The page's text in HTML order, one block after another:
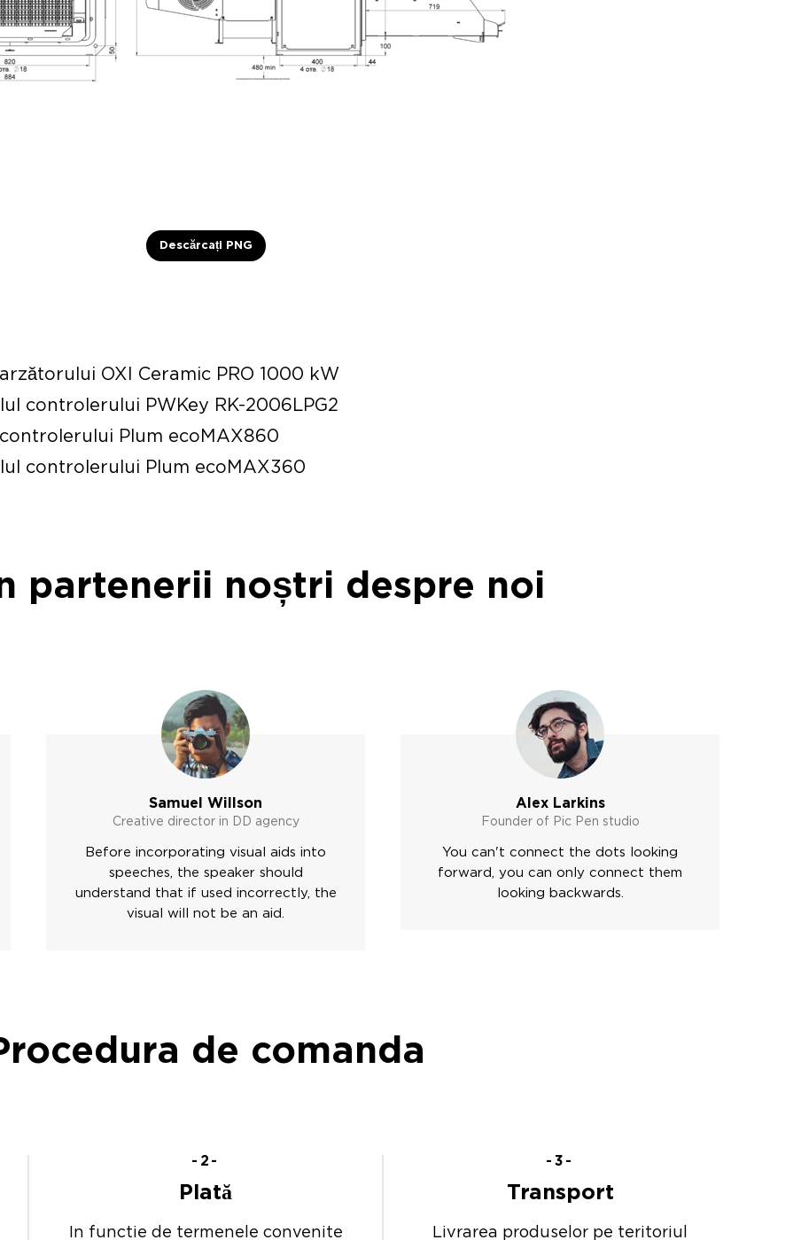
Descărcați PNG
OXI Ceramic PRO 1000 kW
controlerului PWKey RK-2006LPG2
Plum ecoMAX860
controlerului Plum ecoMAX360
partenerii noștri despre noi
Samuel Willson
Creative director in DD agency
Before incorporating visual aids into
speeches, the speaker should
understand that if used incorrectly, the
visual will not be an aid.
Alex Larkins
Founder of Pic Pen studio
You can't connect the dots looking
forward, you can only connect them
looking backwards.
de comanda
-2-
Plată
In functie de termenele convenite
-3-
Transport
Livrarea produselor pe teritoriul